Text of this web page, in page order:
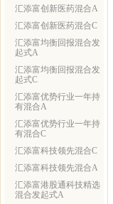
汇添富创新医药混合A
汇添富创新医药混合C
汇添富均衡回报混合发
起式A
汇添富均衡回报混合发
起式C
汇添富优势行业一年持
有混合A
汇添富优势行业一年持
有混合C
汇添富科技领先混合C
汇添富科技领先混合A
汇添富港股通科技精选
混合发起式A